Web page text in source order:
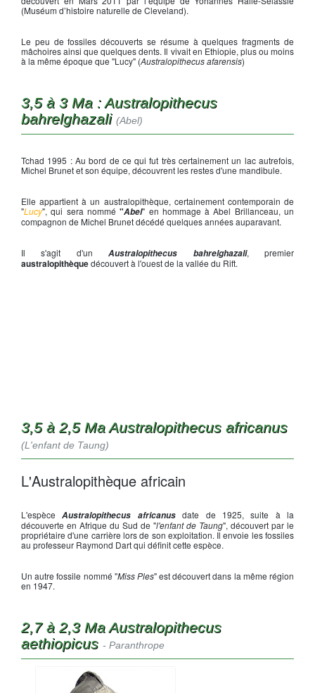
(Muséum d’histoire naturelle de Cleveland).
Le peu de fossiles découverts se résume à quelques fragments de
mâchoires ainsi que quelques dents. Il vivait en Ethiopie, plus ou moins
à la même époque que "Lucy" (Australopithecus afarensis)
3,5 à 3 Ma : Australopithecus
bahrelghazali (Abel)
Tchad 1995 : Au bord de ce qui fut très certainement un lac autrefois,
Michel Brunet et son équipe, découvrent les restes d'une mandibule.
Elle appartient à un australopithèque, certainement contemporain de
"Lucy", qui sera nommé"Abel" en hommage à Abel Brillanceau, un
compagnon de Michel Brunet décédé quelques années auparavant.
Il s'agit d'unAustralopithecus bahrelghazali, premier
australopithèquedécouvert à l'ouest de la vallée du Rift.
3,5 à 2,5 Ma Australopithecus africanus
(L'enfant de Taung)
L'Australopithèque africain
L'espèceAustralopithecus africanusdate de 1925, suite à la
découverte en Afrique du Sud de "l'enfant de Taung", découvert par le
propriétaire d'une carrière lors de son exploitation. Il envoie les fossiles
au professeur Raymond Dart qui définit cette espèce.
Un autre fossile nommé "Miss Ples" est découvert dans la même région
en 1947.
2,7 à 2,3 Ma Australopithecus
aethiopicus - Paranthrope